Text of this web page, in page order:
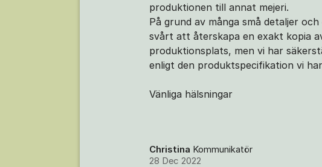
produktionen till annat mejeri.
På grund av många små detaljer
svårt att återskapa en exakt kopia
produktionsplats, men vi har
enligt den produktspecifikation vi
Vänliga hälsningar
Christina Kommunikatör
28 Dec 2022